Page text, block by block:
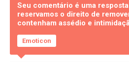
Seu comentário é uma
reservamos o direito de
contenham assédio e
Emoticon